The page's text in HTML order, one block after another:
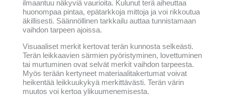
ilmaantuu näkyviä vaurioita. Kulunut terä aiheuttaa
huonompaa pintaa, epätarkkoja mittoja ja voi rikkoutua
äkillisesti. Säännöllinen tarkkailu auttaa tunnistamaan
vaihdon tarpeen ajoissa.
Visuaaliset merkit kertovat terän kunnosta selkeästi.
Terän leikkaavien särmien pyöristyminen, lovettuminen
tai murtuminen ovat selvät merkit vaihdon tarpeesta.
Myös terään kertyneet materiaalitakertumat voivat
heikentää leikkuukykyä merkittävästi. Terän värin
muutos voi kertoa ylikuumenemisesta.